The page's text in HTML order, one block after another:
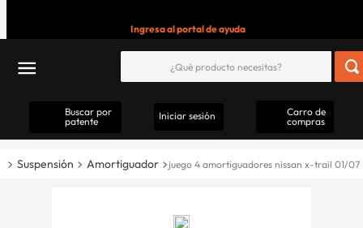
Ingresa al portal de ayuda
Buscar por
patente
Iniciar sesión
Carro de
compras
Suspensión Amortiguador juego 4 amortiguadores nissan x-trail 01/07